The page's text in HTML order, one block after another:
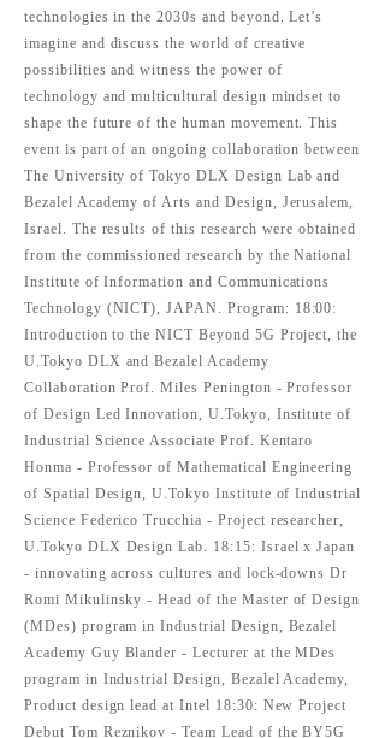
technologies in the 2030s and beyond. Let’s
imagine and discuss the world of creative
possibilities and witness the power of
technology and multicultural design mindset to
shape the future of the human movement. This
event is part of an ongoing collaboration between
The University of Tokyo DLX Design Lab and
Bezalel Academy of Arts and Design, Jerusalem,
Israel. The results of this research were obtained
from the commissioned research by the National
Institute of Information and Communications
Technology (NICT), JAPAN. Program: 18:00:
Introduction to the NICT Beyond 5G Project, the
U.Tokyo DLX and Bezalel Academy
Collaboration Prof. Miles Penington - Professor
of Design Led Innovation, U.Tokyo, Institute of
Industrial Science Associate Prof. Kentaro
Honma - Professor of Mathematical Engineering
of Spatial Design, U.Tokyo Institute of Industrial
Science Federico Trucchia - Project researcher,
U.Tokyo DLX Design Lab. 18:15: Israel x Japan
- innovating across cultures and lock-downs Dr
Romi Mikulinsky - Head of the Master of Design
(MDes) program in Industrial Design, Bezalel
Academy Guy Blander - Lecturer at the MDes
program in Industrial Design, Bezalel Academy,
Product design lead at Intel 18:30: New Project
Debut Tom Reznikov - Team Lead of the BY5G